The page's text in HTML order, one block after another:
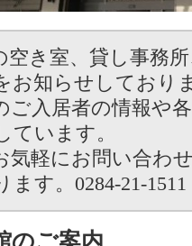
空き室、貸し事務
お知らせしており
ご入居者の情報や
ています。
気軽にお問い合わ
す。0284-21-1511
のご案内